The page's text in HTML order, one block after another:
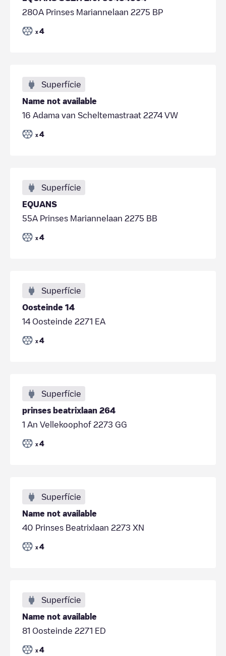
280A Prinses Mariannelaan 2275 BP
x 4
Superfície
Name not available
16 Adama van Scheltemastraat 2274 VW
x 4
Superfície
EQUANS
55A Prinses Mariannelaan 2275 BB
x 4
Superfície
Oosteinde 14
14 Oosteinde 2271 EA
x 4
Superfície
prinses beatrixlaan 264
1 An Vellekoophof 2273 GG
x 4
Superfície
Name not available
40 Prinses Beatrixlaan 2273 XN
x 4
Superfície
Name not available
81 Oosteinde 2271 ED
x 4